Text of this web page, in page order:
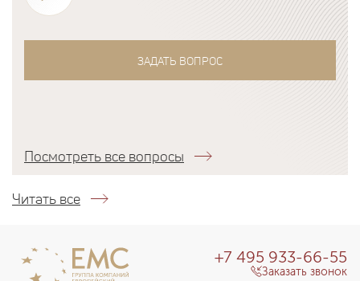
ЗАДАТЬ ВОПРОС
Посмотреть все вопросы
Читать все
+7 495 933-66-55
Заказать звонок